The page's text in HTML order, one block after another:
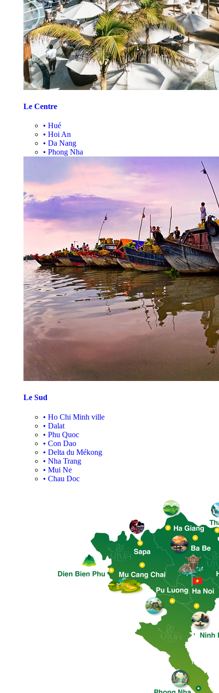
Le Centre
• Hué
• Hoi An
• Da Nang
• Phong Nha
Le Sud
• Ho Chi Minh ville
• Dalat
• Phu Quoc
• Con Dao
• Delta du Mékong
• Nha Trang
• Mui Ne
• Chau Doc